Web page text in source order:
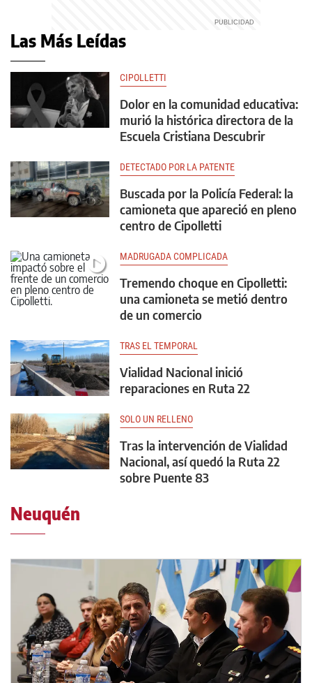
Las Más Leídas
CIPOLLETTI
Dolor en la comunidad educativa:
murió la histórica directora de la
Escuela Cristiana Descubrir
DETECTADO POR LA PATENTE
Buscada por la Policía Federal: la
camioneta que apareció en pleno
centro de Cipolletti
MADRUGADA COMPLICADA
Tremendo choque en Cipolletti:
una camioneta se metió dentro
de un comercio
TRAS EL TEMPORAL
Vialidad Nacional inició
reparaciones en Ruta 22
SOLO UN RELLENO
Tras la intervención de Vialidad
Nacional, así quedó la Ruta 22
sobre Puente 83
Neuquén